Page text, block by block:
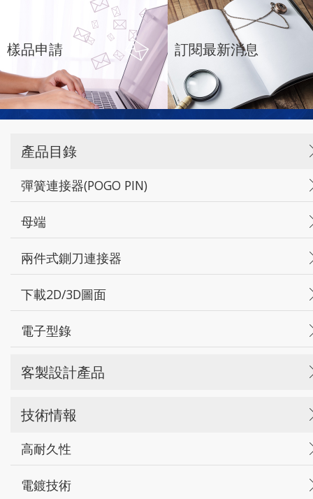
樣品申請 訂閱最新消息
產品目錄
彈簧連接器(POGO PIN)
母端
兩件式鍘刀連接器
下載2D/3D圖面
電子型錄
客製設計產品
技術情報
高耐久性
電鍍技術